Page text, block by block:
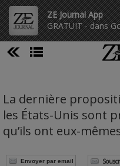
ZE Journal App
GRATUIT - dans
La dernière
les États-Unis sont
qu’ils ont eux-
Envoyer par email